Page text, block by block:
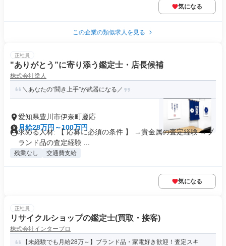
気になる
この企業の類似求人を見る
正社員
"ありがとう”に寄り添う鑑定士・店長候補
株式会社塗人
＼あなたの”聞き上手”が武器になる／
愛知県豊川市伊奈町慶応
月給28万円～100万円
求める人材: 【 応募に必須の条件 】 →貴金属の査定経験 →ブ
ランド品の査定経験 ...
残業なし 交通費支給
気になる
正社員
リサイクルショップの鑑定士(買取・接客)
株式会社インタープロ
【未経験でも月給28万～】ブランド品・家電好き歓迎！査定スキ